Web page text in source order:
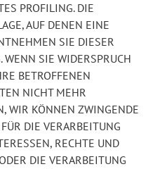
PROFILING. DIE
AUF DENEN EINE
SIE DIESER
WENN SIE WIDERSPRUCH
BETROFFENEN
NICHT MEHR
WIR KÖNNEN ZWINGENDE
DIE VERARBEITUNG
RECHTE UND
DIE VERARBEITUNG